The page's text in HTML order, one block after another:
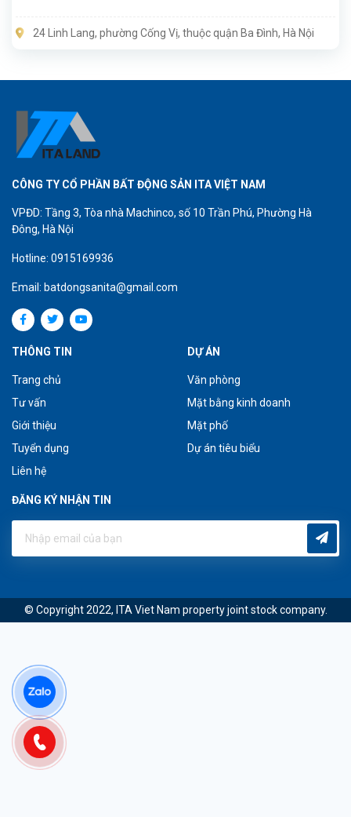
24 Linh Lang, phường Cống Vị, thuộc quận Ba Đình, Hà Nội
CÔNG TY CỔ PHẦN BẤT ĐỘNG SẢN ITA VIỆT NAM
VPĐD: Tầng 3, Tòa nhà Machinco, số 10 Trần Phú, Phường Hà
Đông, Hà Nội
Hotline: 0915169936
Email: batdongsanita@gmail.com
THÔNG TIN
Trang chủ
Tư vấn
Giới thiệu
Tuyển dụng
Liên hệ
DỰ ÁN
Văn phòng
Mặt bằng kinh doanh
Mặt phố
Dự án tiêu biểu
ĐĂNG KÝ NHẬN TIN
© Copyright 2022, ITA Viet Nam property joint stock company.